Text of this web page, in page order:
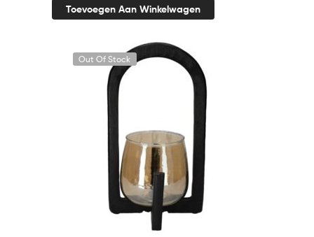
Toevoegen Aan Winkelwagen
Out Of Stock